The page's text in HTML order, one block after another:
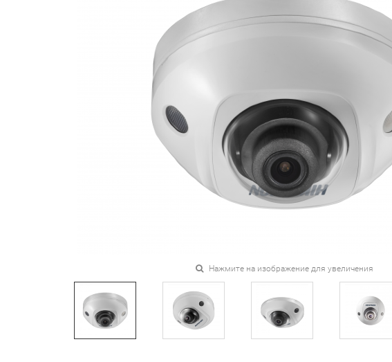
Нажмите на изображение для увеличения